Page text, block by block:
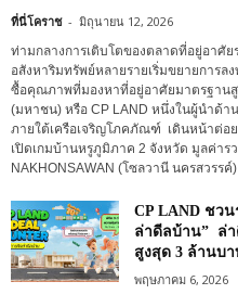
ที่นี่โคราช - มิถุนายน 12, 2026
ท่ามกลางการเติบโตของตลาดที่อยู่อาศั
อสังหาริมทรัพย์หลายรายเริ่มขยายการล
ซื้อคุณภาพที่มองหาที่อยู่อาศัยมาตรฐาน
(มหาชน) หรือ CP LAND หนึ่งในผู้นำด้า
ภายใต้เครือเจริญโภคภัณฑ์ เดินหน้าต่อ
เปิดเกมบ้านหรูภูมิภาค 2 จังหวัด มูลค่าร
NAKHONSAWAN (โซลวานี นครสวรรค์)
CP LAND ชวน
ล่าดีลบ้าน” ล่
สูงสุด 3 ล้านบา
พฤษภาคม 6, 2026